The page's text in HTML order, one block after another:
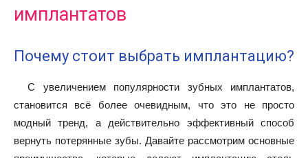
имплантатов
Почему стоит выбрать имплантацию?
С увеличением популярности зубных имплантатов,
становится всё более очевидным, что это не просто
модный тренд, а действительно эффективный способ
вернуть потерянные зубы. Давайте рассмотрим основные